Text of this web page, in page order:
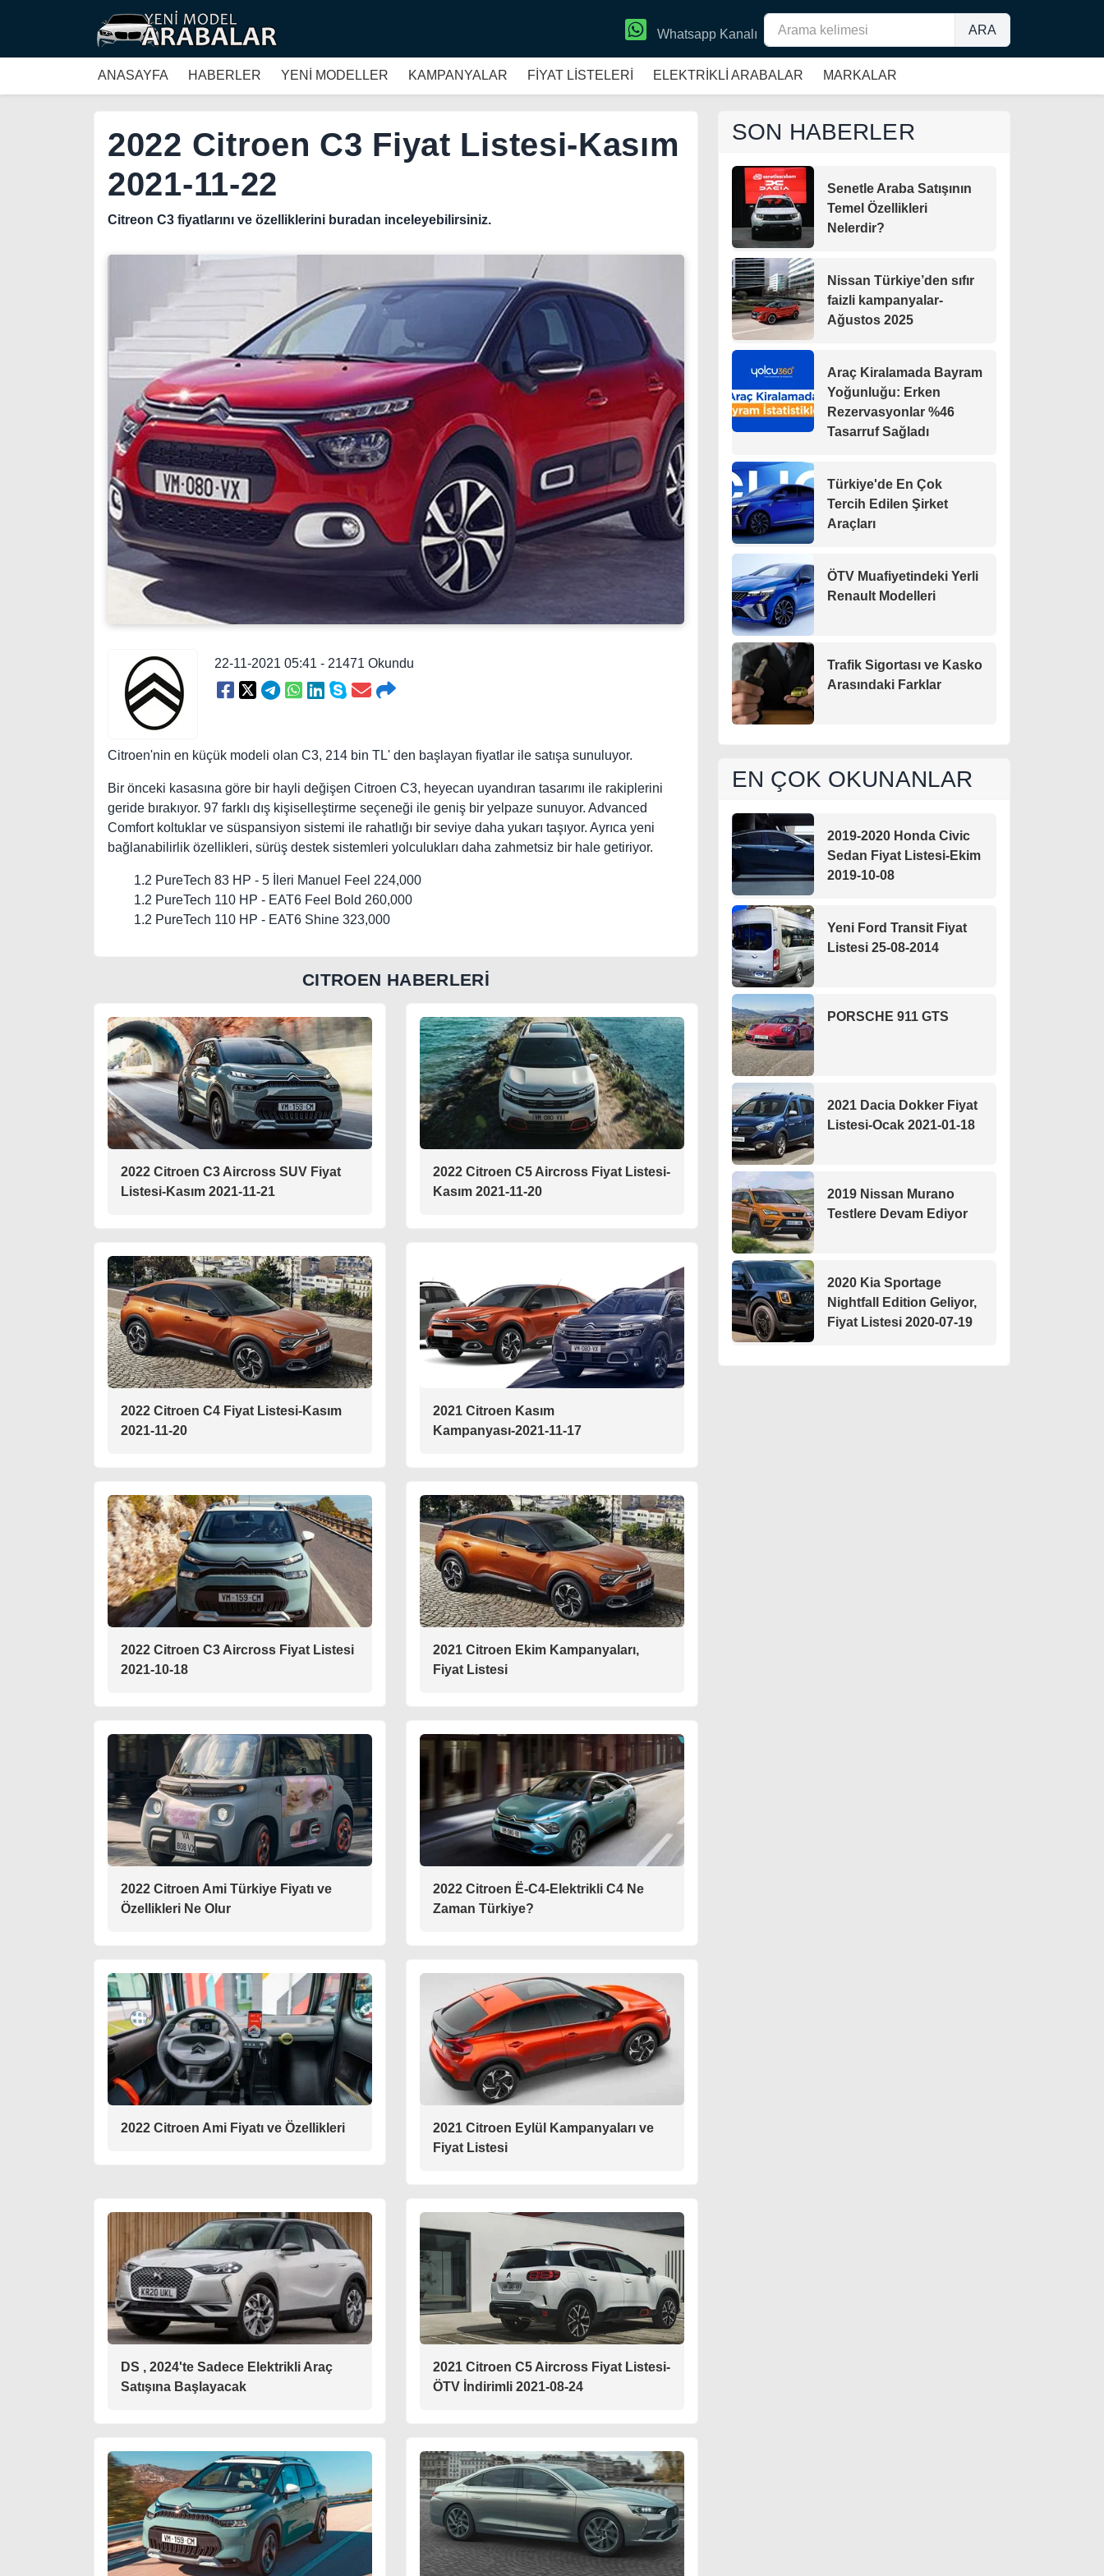
ARA
Whatsapp Kanalı
ANASAYFA HABERLER YENİ MODELLER KAMPANYALAR FİYAT LİSTELERİ ELEKTRİKLİ ARABALAR MARKALAR
2022 Citroen C3 Fiyat Listesi-Kasım
2021-11-22
Citreon C3 fiyatlarını ve özelliklerini buradan inceleyebilirsiniz.
22-11-2021 05:41 - 21471 Okundu
Citroen'nin en küçük modeli olan C3, 214 bin TL' den başlayan fiyatlar ile satışa sunuluyor.
Bir önceki kasasına göre bir hayli değişen Citroen C3, heyecan uyandıran tasarımı ile rakiplerini
geride bırakıyor. 97 farklı dış kişiselleştirme seçeneği ile geniş bir yelpaze sunuyor. Advanced
Comfort koltuklar ve süspansiyon sistemi ile rahatlığı bir seviye daha yukarı taşıyor. Ayrıca yeni
bağlanabilirlik özellikleri, sürüş destek sistemleri yolculukları daha zahmetsiz bir hale getiriyor.
1.2 PureTech 83 HP - 5 İleri Manuel Feel 224,000
1.2 PureTech 110 HP - EAT6 Feel Bold 260,000
1.2 PureTech 110 HP - EAT6 Shine 323,000
CITROEN HABERLERİ
2022 Citroen C3 Aircross SUV Fiyat
Listesi-Kasım 2021-11-21
2022 Citroen C5 Aircross Fiyat Listesi-
Kasım 2021-11-20
2022 Citroen C4 Fiyat Listesi-Kasım
2021-11-20
2021 Citroen Kasım
Kampanyası-2021-11-17
2022 Citroen C3 Aircross Fiyat Listesi
2021-10-18
2021 Citroen Ekim Kampanyaları,
Fiyat Listesi
2022 Citroen Ami Türkiye Fiyatı ve
Özellikleri Ne Olur
2022 Citroen Ë-C4-Elektrikli C4 Ne
Zaman Türkiye?
2022 Citroen Ami Fiyatı ve Özellikleri
2021 Citroen Eylül Kampanyaları ve
Fiyat Listesi
DS , 2024'te Sadece Elektrikli Araç
Satışına Başlayacak
2021 Citroen C5 Aircross Fiyat Listesi-
ÖTV İndirimli 2021-08-24
SON HABERLER
Senetle Araba Satışının
Temel Özellikleri
Nelerdir?
Nissan Türkiye’den sıfır
faizli kampanyalar-
Ağustos 2025
Araç Kiralamada Bayram
Yoğunluğu: Erken
Rezervasyonlar %46
Tasarruf Sağladı
Türkiye'de En Çok
Tercih Edilen Şirket
Araçları
ÖTV Muafiyetindeki Yerli
Renault Modelleri
Trafik Sigortası ve Kasko
Arasındaki Farklar
EN ÇOK OKUNANLAR
2019-2020 Honda Civic
Sedan Fiyat Listesi-Ekim
2019-10-08
Yeni Ford Transit Fiyat
Listesi 25-08-2014
PORSCHE 911 GTS
2021 Dacia Dokker Fiyat
Listesi-Ocak 2021-01-18
2019 Nissan Murano
Testlere Devam Ediyor
2020 Kia Sportage
Nightfall Edition Geliyor,
Fiyat Listesi 2020-07-19